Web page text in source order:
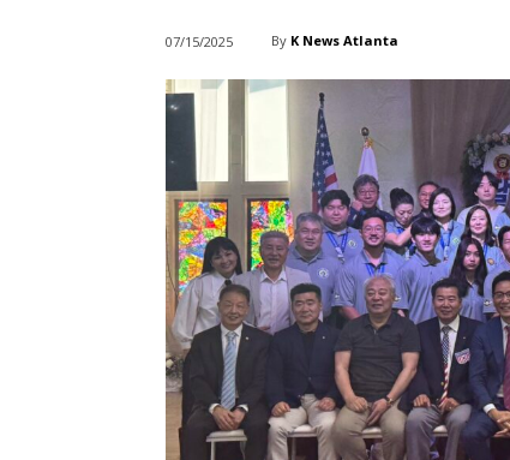
07/15/2025 By K News Atlanta